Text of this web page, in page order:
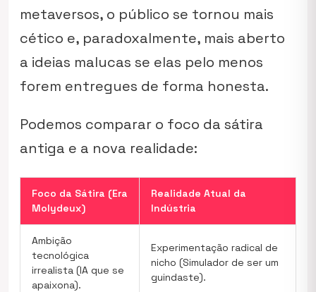
metaversos, o público se tornou mais
cético e, paradoxalmente, mais aberto
a ideias malucas se elas pelo menos
forem entregues de forma honesta.
Podemos comparar o foco da sátira
antiga e a nova realidade:
Foco da Sátira (Era
Molydeux)
Realidade Atual da
Indústria
Ambição
tecnológica
irrealista (IA que se
apaixona).
Experimentação radical de
nicho (Simulador de ser um
guindaste).